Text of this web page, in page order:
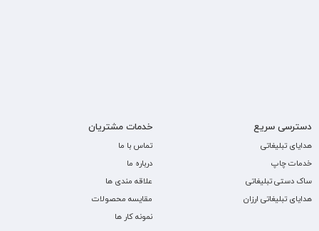
دسترسی سریع
هدایای تبلیغاتی
خدمات چاپ
ساک دستی تبلیغاتی
هدایای تبلیغاتی ارزان
خدمات مشتریان
تماس با ما
درباره ما
علاقه مندی ها
مقایسه محصولات
نمونه کار ها